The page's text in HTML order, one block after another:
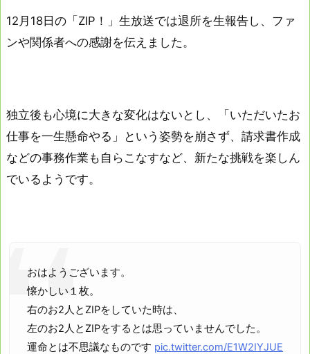
12月18日の「ZIP！」生放送では退所を生報告し、ファ
ンや関係者への感謝を伝えました。
独立後も心境に大きな変化はないとし、「いただいたお
仕事を一生懸命やる」という姿勢を崩さず、請求書作成
などの事務作業も自らこなすなど、新たな挑戦を楽しん
でいるようです。
おはようございます。
懐かしい１枚。
右のお2人とZIPをしていた時は、
左のお2人とZIPをするとは思っていませんでした。
運命とは不思議なものです pic.twitter.com/E1W2IYJUE